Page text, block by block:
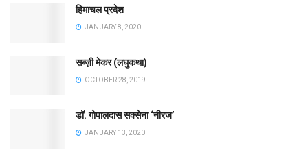
हिमाचल प्रदेश
JANUARY 8, 2020
सब्ज़ी मेकर (लघुकथा)
OCTOBER 28, 2019
डॉ. गोपालदास सक्सेना ‘नीरज’
JANUARY 13, 2020